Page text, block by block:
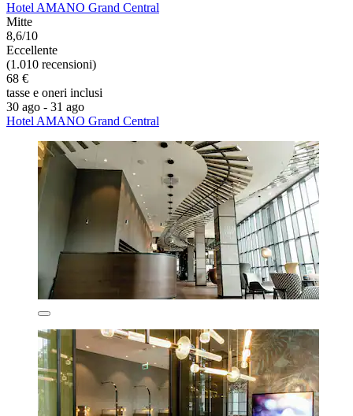
Hotel AMANO Grand Central
Mitte
8,6/10
Eccellente
(1.010 recensioni)
68 €
tasse e oneri inclusi
30 ago - 31 ago
Hotel AMANO Grand Central